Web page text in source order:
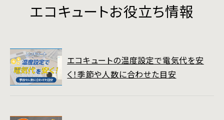
エコキュートお役立ち情報
エコキュートの温度設定で電気代を安
く！季節や人数に合わせた目安